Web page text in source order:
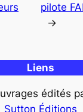
pilote
→
Liens
édités
Sutton Éditions